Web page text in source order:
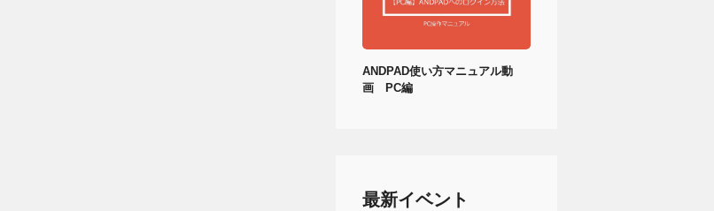
ANDPAD使い方マニュアル動
画 PC編
最新イベント